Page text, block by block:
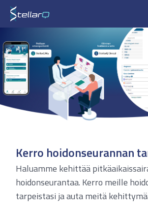
Kerro hoidonseurannan
Haluamme kehittää
hoidonseurantaa. Kerro meille
tarpeistasi ja auta meitä